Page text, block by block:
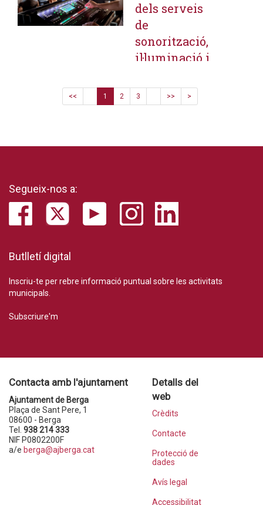
dels serveis
de
sonorització,
il·luminació i
d'aparells
audiovisuals
<< 1 2 3 >> >
Segueix-nos a:
Butlletí digital
Inscriu-te per rebre informació puntual sobre les activitats
municipals.
Subscriure'm
Contacta amb l'ajuntament
Ajuntament de Berga
Plaça de Sant Pere, 1
08600 - Berga
Tel. 938 214 333
NIF P0802200F
a/e berga@ajberga.cat
Detalls del
web
Crèdits
Contacte
Protecció de
dades
Avís legal
Accessibilitat